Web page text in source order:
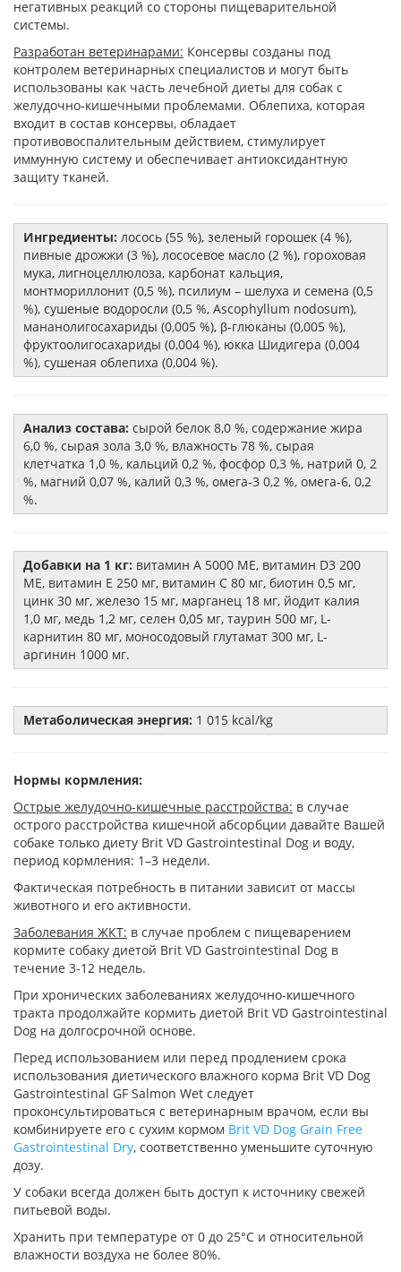
негативных реакций со стороны пищеварительной
системы.
Разработан ветеринарами: Консервы созданы под
контролем ветеринарных специалистов и могут быть
использованы как часть лечебной диеты для собак с
желудочно-кишечными проблемами. Облепиха, которая
входит в состав консервы, обладает
противовоспалительным действием, стимулирует
иммунную систему и обеспечивает антиоксидантную
защиту тканей.
Ингредиенты: лосось (55 %), зеленый горошек (4 %),
пивные дрожжи (3 %), лососевое масло (2 %), гороховая
мука, лигноцеллюлоза, карбонат кальция,
монтмориллонит (0,5 %), псилиум – шелуха и семена (0,5
%), сушеные водоросли (0,5 %, Ascophyllum nodosum),
мананолигосахариды (0,005 %), β-глюканы (0,005 %),
фруктоолигосахариды (0,004 %), юкка Шидигера (0,004
%), сушеная облепиха (0,004 %).
Анализ состава: сырой белок 8,0 %, содержание жира
6,0 %, сырая зола 3,0 %, влажность 78 %, сырая
клетчатка 1,0 %, кальций 0,2 %, фосфор 0,3 %, натрий 0, 2
%, магний 0,07 %, калий 0,3 %, омега-3 0,2 %, омега-6, 0,2
%.
Добавки на 1 кг: витамин А 5000 МЕ, витамин D3 200
МЕ, витамин Е 250 мг, витамин С 80 мг, биотин 0,5 мг,
цинк 30 мг, железо 15 мг, марганец 18 мг, йодит калия
1,0 мг, медь 1,2 мг, селен 0,05 мг, таурин 500 мг, L-
карнитин 80 мг, моносодовый глутамат 300 мг, L-
аргинин 1000 мг.
Метаболическая энергия: 1 015 kcal/kg
Нормы кормления:
Острые желудочно-кишечные расстройства: в случае
острого расстройства кишечной абсорбции давайте Вашей
собаке только диету Brit VD Gastrointestinal Dog и воду,
период кормления: 1–3 недели.
Фактическая потребность в питании зависит от массы
животного и его активности.
Заболевания ЖКТ: в случае проблем с пищеварением
кормите собаку диетой Brit VD Gastrointestinal Dog в
течение 3-12 недель.
При хронических заболеваниях желудочно-кишечного
тракта продолжайте кормить диетой Brit VD Gastrointestinal
Dog на долгосрочной основе.
Перед использованием или перед продлением срока
использования диетического влажного корма Brit VD Dog
Gastrointestinal GF Salmon Wet следует
проконсультироваться с ветеринарным врачом, если вы
комбинируете его с сухим кормом Brit VD Dog Grain Free
Gastrointestinal Dry, соответственно уменьшите суточную
дозу.
У собаки всегда должен быть доступ к источнику свежей
питьевой воды.
Хранить при температуре от 0 до 25°С и относительной
влажности воздуха не более 80%.